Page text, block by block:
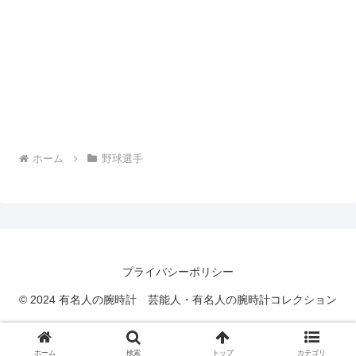
ホーム 野球選手
プライバシーポリシー
© 2024 有名人の腕時計 芸能人・有名人の腕時計コレクション
ホーム 検索 トップ カテゴリ